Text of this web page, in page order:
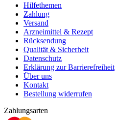
Hilfethemen
Zahlung
Versand
Arzneimittel & Rezept
Rücksendung
Qualität & Sicherheit
Datenschutz
Erklärung zur Barrierefreiheit
Über uns
Kontakt
Bestellung widerrufen
Zahlungsarten